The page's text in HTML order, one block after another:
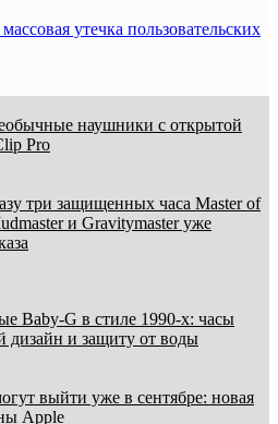
утечка пользовательских
наушники с открытой
Pro
три защищенных часа Master of
и Gravitymaster уже
Baby-G в стиле 1990-х: часы
и защиту от воды
выйти уже в сентябре: новая
Apple